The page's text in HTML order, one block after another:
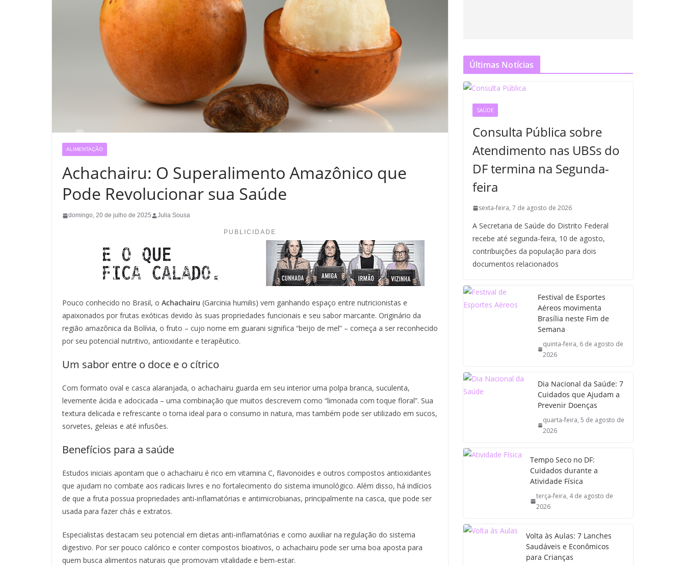
ALIMENTAÇÃO
Achachairu: O Superalimento Amazônico que
Pode Revolucionar sua Saúde
domingo, 20 de julho de 2025 Julia Sousa
PUBLICIDADE
Pouco conhecido no Brasil, o Achachairu (Garcinia humilis) vem ganhando espaço entre nutricionistas e
apaixonados por frutas exóticas devido às suas propriedades funcionais e seu sabor marcante. Originário da
região amazônica da Bolívia, o fruto – cujo nome em guarani significa “beijo de mel” – começa a ser reconhecido
por seu potencial nutritivo, antioxidante e terapêutico.
Um sabor entre o doce e o cítrico
Com formato oval e casca alaranjada, o achachairu guarda em seu interior uma polpa branca, suculenta,
levemente ácida e adocicada – uma combinação que muitos descrevem como “limonada com toque floral”. Sua
textura delicada e refrescante o torna ideal para o consumo in natura, mas também pode ser utilizado em sucos,
sorvetes, geleias e até infusões.
Benefícios para a saúde
Estudos iniciais apontam que o achachairu é rico em vitamina C, flavonoides e outros compostos antioxidantes
que ajudam no combate aos radicais livres e no fortalecimento do sistema imunológico. Além disso, há indícios
de que a fruta possua propriedades anti-inflamatórias e antimicrobianas, principalmente na casca, que pode ser
usada para fazer chás e extratos.
Especialistas destacam seu potencial em dietas anti-inflamatórias e como auxiliar na regulação do sistema
digestivo. Por ser pouco calórico e conter compostos bioativos, o achachairu pode ser uma boa aposta para
quem busca alimentos naturais que promovam vitalidade e bem-estar.
Últimas Notícias
SAÚDE
Consulta Pública sobre
Atendimento nas UBSs do
DF termina na Segunda-
feira
sexta-feira, 7 de agosto de 2026
A Secretaria de Saúde do Distrito Federal
recebe até segunda-feira, 10 de agosto,
contribuições da população para dois
documentos relacionados
Festival de Esportes
Aéreos movimenta
Brasília neste Fim de
Semana
quinta-feira, 6 de agosto de
2026
Dia Nacional da Saúde: 7
Cuidados que Ajudam a
Prevenir Doenças
quarta-feira, 5 de agosto de
2026
Tempo Seco no DF:
Cuidados durante a
Atividade Física
terça-feira, 4 de agosto de
2026
Volta às Aulas: 7 Lanches
Saudáveis e Econômicos
para Crianças